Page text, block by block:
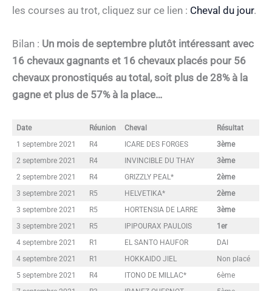
les courses au trot, cliquez sur ce lien : Cheval du jour.
Bilan : Un mois de septembre plutôt intéressant avec
16 chevaux gagnants et 16 chevaux placés pour 56
chevaux pronostiqués au total, soit plus de 28% à la
gagne et plus de 57% à la place…
Date Réunion Cheval
Résultat
1 septembre 2021
R4 ICARE DES FORGES
3ème
2 septembre 2021
R4 INVINCIBLE DU THAY
3ème
2 septembre 2021
R4 GRIZZLY PEAL*
2ème
3 septembre 2021
R5 HELVETIKA*
2ème
3 septembre 2021
R5 HORTENSIA DE LARRE
3ème
3 septembre 2021
R5 IPIPOURAX PAULOIS
1er
4 septembre 2021
R1 EL SANTO HAUFOR
DAI
4 septembre 2021
R1 HOKKAIDO JIEL
Non placé
5 septembre 2021
R4 ITONO DE MILLAC*
6ème